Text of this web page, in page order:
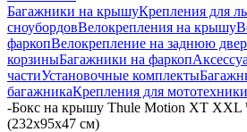
Багажники на крышуКрепления для
сноубордовВелокрепления на крышу
фаркопВелокрепление на заднюю
корзиныБагажники на фаркоп
частиУстановочные комплекты
багажникаКрепления для мототехники
-Бокс на крышу Thule Motion XT XXL
(232х95х47 см)